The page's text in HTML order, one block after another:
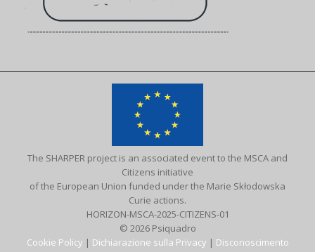
The SHARPER project is an associated event to the MSCA and
Citizens initiative
of the European Union funded under the Marie Skłodowska
Curie actions.
HORIZON-MSCA-2025-CITIZENS-01
© 2026 Psiquadro
Cookie Policy | Dichiarazione sulla Privacy | Disconoscimento